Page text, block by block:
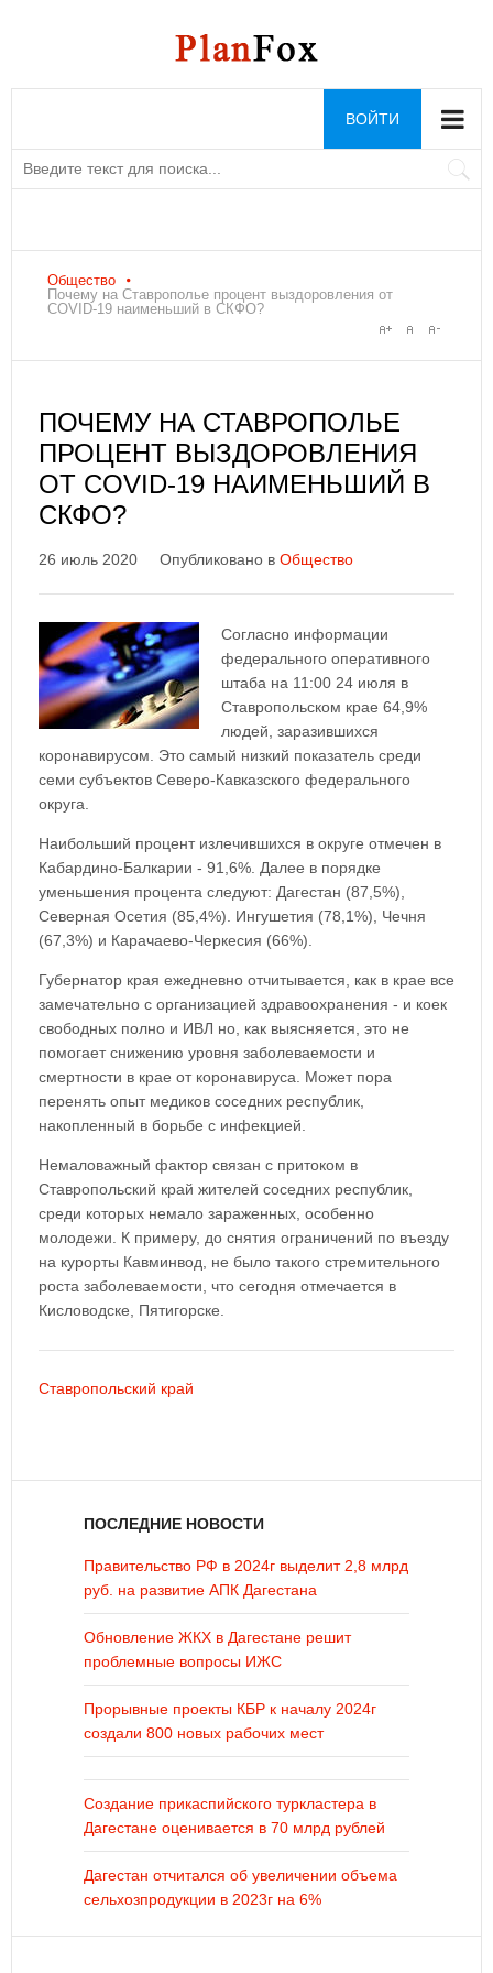
ВОЙТИ
Общество
Почему на Ставрополье процент выздоровления от
COVID-19 наименьший в СКФО?
ПОЧЕМУ НА СТАВРОПОЛЬЕ
ПРОЦЕНТ ВЫЗДОРОВЛЕНИЯ
ОТ COVID-19 НАИМЕНЬШИЙ В
СКФО?
26 июль 2020 Опубликовано в Общество
Согласно информации
федерального оперативного
штаба на 11:00 24 июля в
Ставропольском крае 64,9%
людей, заразившихся
коронавирусом. Это самый низкий показатель среди
семи субъектов Северо-Кавказского федерального
округа.
Наибольший процент излечившихся в округе отмечен в
Кабардино-Балкарии - 91,6%. Далее в порядке
уменьшения процента следуют: Дагестан (87,5%),
Северная Осетия (85,4%). Ингушетия (78,1%), Чечня
(67,3%) и Карачаево-Черкесия (66%).
Губернатор края ежедневно отчитывается, как в крае все
замечательно с организацией здравоохранения - и коек
свободных полно и ИВЛ но, как выясняется, это не
помогает снижению уровня заболеваемости и
смертности в крае от коронавируса. Может пора
перенять опыт медиков соседних республик,
накопленный в борьбе с инфекцией.
Немаловажный фактор связан с притоком в
Ставропольский край жителей соседних республик,
среди которых немало зараженных, особенно
молодежи. К примеру, до снятия ограничений по въезду
на курорты Кавминвод, не было такого стремительного
роста заболеваемости, что сегодня отмечается в
Кисловодске, Пятигорске.
Ставропольский край
ПОСЛЕДНИЕ НОВОСТИ
Правительство РФ в 2024г выделит 2,8 млрд
руб. на развитие АПК Дагестана
Обновление ЖКХ в Дагестане решит
проблемные вопросы ИЖС
Прорывные проекты КБР к началу 2024г
создали 800 новых рабочих мест
Создание прикаспийского туркластера в
Дагестане оценивается в 70 млрд рублей
Дагестан отчитался об увеличении объема
сельхозпродукции в 2023г на 6%